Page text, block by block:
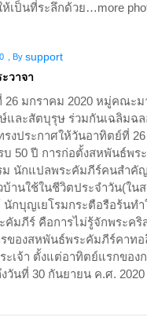
เป็นที่ระลึกด้วย…more
By support
วาจา
26 มกราคม 2020 หมู่คณะ
และสัตบุรุษ ร่วมกันเฉลิมฉ
งประกาศให้วันอาทิตย์ที่
บ 50 ปี การก่อตั้งสหพันธ์พ
นักแปลพระคัมภีร์คนสำคั
บ้านใช้ในชีวิตประจำวัน(ใ
นักบุญเยโรมกระตือรือร้นท
ะคัมภีร์ คือการไม่รู้จักพระค
ของสหพันธ์พระคัมภีร์คาท
ะเจ้า ตั้งแต่อาทิตย์แรกของ
วันที่ 30 กันยายน ค.ศ.